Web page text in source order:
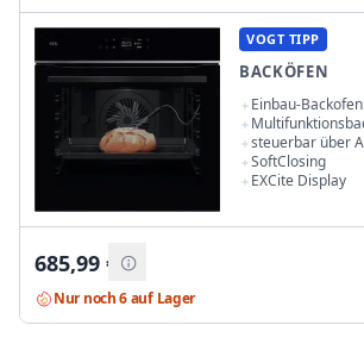
VOGT TIPP
BACKÖFEN
Einbau-Backofen
steuerbar über
SoftClosing
EXCite Display
685,99 €
Nur noch 6 auf Lager